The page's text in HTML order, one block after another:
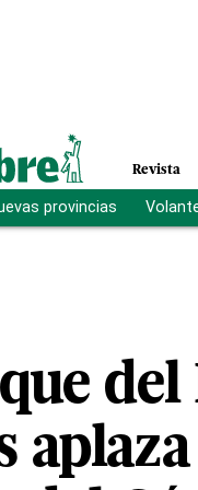
Revista
provincias
del